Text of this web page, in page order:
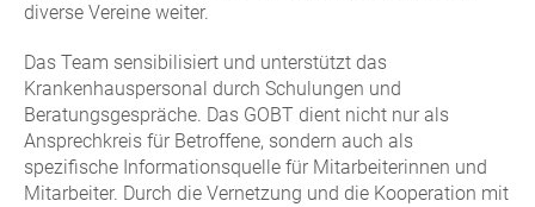
diverse Vereine weiter.
Das Team sensibilisiert und unterstützt das
Krankenhauspersonal durch Schulungen und
Beratungsgespräche. Das GOBT dient nicht nur als
Ansprechkreis für Betroffene, sondern auch als
spezifische Informationsquelle für Mitarbeiterinnen und
Mitarbeiter. Durch die Vernetzung und die Kooperation mit